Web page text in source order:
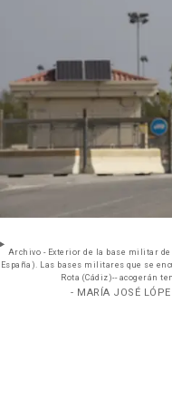
Archivo - Exterior de la base militar
España). Las bases militares que se
Rota (Cádiz)-- acogerán
- MARÍA JOSÉ